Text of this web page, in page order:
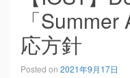
「
応方針
Posted on 2021年9月17日